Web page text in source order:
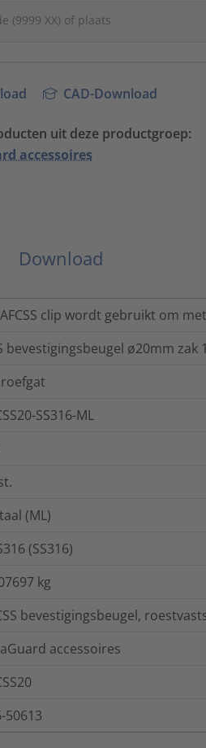
CAD-Download
uit deze productgroep:
accessoires
Download
clip wordt gebruikt om
bevestigingsbeugel ø20mm zak
SS316-ML
(ML)
(SS316)
kg
bevestigingsbeugel,
accessoires
50613